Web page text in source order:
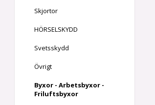
Skjortor
HÖRSELSKYDD
Svetsskydd
Övrigt
Byxor - Arbetsbyxor -
Friluftsbyxor